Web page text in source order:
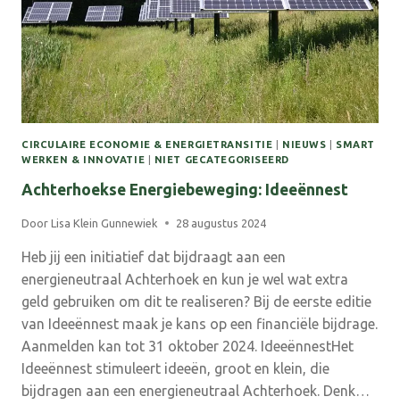
ONDERWIJS
INTERESSANTER?
CIRCULAIRE ECONOMIE & ENERGIETRANSITIE NIEUWS
SMART
WERKEN & INNOVATIE
NIET GECATEGORISEERD
Achterhoekse Energiebeweging: Ideeënnest
Door Lisa Klein Gunnewiek 28 augustus 2024
Heb jij een initiatief dat bijdraagt aan een
energieneutraal Achterhoek en kun je wel wat extra
geld gebruiken om dit te realiseren? Bij de eerste editie
van Ideeënnest maak je kans op een financiële bijdrage.
Aanmelden kan tot 31 oktober 2024. IdeeënnestHet
Ideeënnest stimuleert ideeën, groot en klein, die
bijdragen aan een energieneutraal Achterhoek. Denk…